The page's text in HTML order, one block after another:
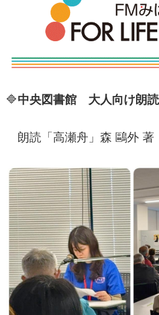
🔷中央図書館 大人向け朗読
朗読「高瀬舟」森 鷗外 著